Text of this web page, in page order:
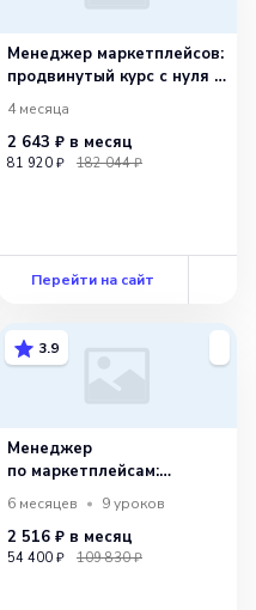
Менеджер маркетплейсов:
продвинутый курс с нуля +
ИИ
4 месяца
2 643 ₽ в месяц
81 920 ₽ 182 044 ₽
Перейти на сайт
3.9
Менеджер
по маркетплейсам:
расширенный
6 месяцев 9уроков
2 516 ₽ в месяц
54 400 ₽ 109 830 ₽